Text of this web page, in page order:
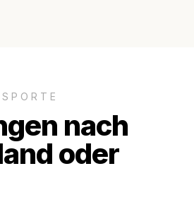
nach
oder